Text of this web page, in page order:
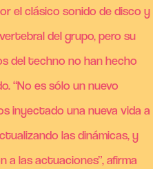
el clásico sonido de disco y
del grupo, pero su
del techno no han hecho
“No es sólo un nuevo
inyectado una nueva vida a
las dinámicas, y
a las actuaciones”, afirma